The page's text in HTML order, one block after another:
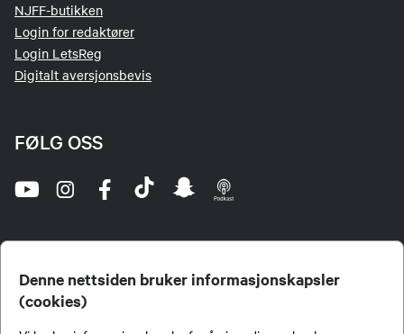
Denne nettsiden bruker informasjonskapsler
(cookies)
NJFF-butikken
Login for redaktører
Login LetsReg
Digitalt aversjonsbevis
FØLG OSS